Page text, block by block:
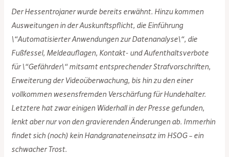
Der Hessentrojaner wurde bereits erwähnt. Hinzu kommen
Ausweitungen in der Auskunftspflicht, die Einführung
\“Automatisierter Anwendungen zur Datenanalyse\“, die
Fußfessel, Meldeauflagen, Kontakt- und Aufenthaltsverbote
für \“Gefährder\“ mitsamt entsprechender Strafvorschriften,
Erweiterung der Videoüberwachung, bis hin zu den einer
vollkommen wesensfremden Verschärfung für Hundehalter.
Letztere hat zwar einigen Widerhall in der Presse gefunden,
lenkt aber nur von den gravierenden Änderungen ab. Immerhin
findet sich (noch) kein Handgranateneinsatz im HSOG – ein
schwacher Trost.